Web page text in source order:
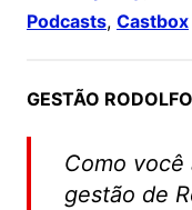
Podcasts, Castbox
GESTÃO
Como você
gestão de